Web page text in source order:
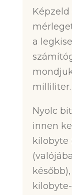
a
milliliter.
Nyolc
innen
kilobyte